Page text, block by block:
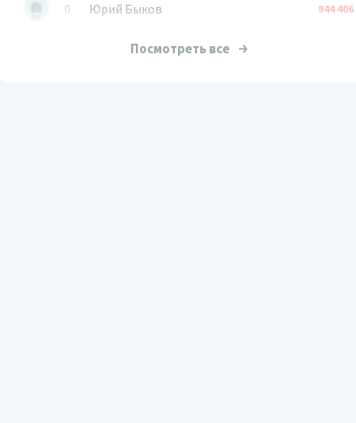
0 Юрий Быков 944 406
Валера Миналта
Посмотреть все